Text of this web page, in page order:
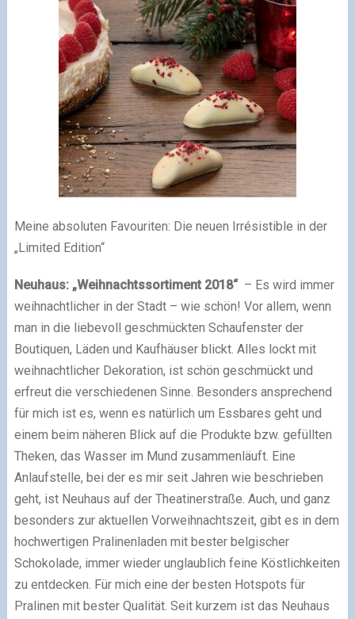
Meine absoluten Favouriten: Die neuen Irrésistible in der
„Limited Edition“
Neuhaus: „Weihnachtssortiment 2018“– Es wird immer
weihnachtlicher in der Stadt – wie schön! Vor allem, wenn
man in die liebevoll geschmückten Schaufenster der
Boutiquen, Läden und Kaufhäuser blickt. Alles lockt mit
weihnachtlicher Dekoration, ist schön geschmückt und
erfreut die verschiedenen Sinne. Besonders ansprechend
für mich ist es, wenn es natürlich um Essbares geht und
einem beim näheren Blick auf die Produkte bzw. gefüllten
Theken, das Wasser im Mund zusammenläuft. Eine
Anlaufstelle, bei der es mir seit Jahren wie beschrieben
geht, ist Neuhaus auf der Theatinerstraße. Auch, und ganz
besonders zur aktuellen Vorweihnachtszeit, gibt es in dem
hochwertigen Pralinenladen mit bester belgischer
Schokolade, immer wieder unglaublich feine Köstlichkeiten
zu entdecken. Für mich eine der besten Hotspots für
Pralinen mit bester Qualität. Seit kurzem ist das Neuhaus